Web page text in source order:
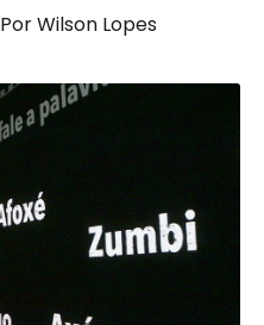
Por Wilson Lopes